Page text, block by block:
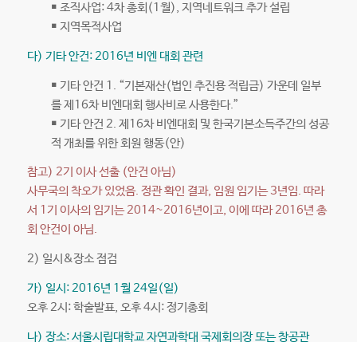
￭ 조직사업: 4차 총회(1월), 지역네트워크 추가 설립
￭ 지역목적사업
다) 기타 안건: 2016년 비엔 대회 관련
￭ 기타 안건 1. “기본재산(법인 추진용 적립금) 가운데 일부
를 제16차 비엔대회 행사비로 사용한다.”
￭ 기타 안건 2. 제16차 비엔대회 및 한국기본소득주간의 성공
적 개최를 위한 회원 행동(안)
참고) 2기 이사 선출 (안건 아님)
사무국의 착오가 있었음. 정관 확인 결과, 임원 임기는 3년임. 따라
서 1기 이사의 임기는 2014~2016년이고, 이에 따라 2016년 총
회 안건이 아님.
2) 일시&장소 점검
가) 일시: 2016년 1월 24일(일)
오후 2시: 학술발표, 오후 4시: 정기총회
나) 장소: 서울시립대학교 자연과학대 국제회의장 또는 창공관